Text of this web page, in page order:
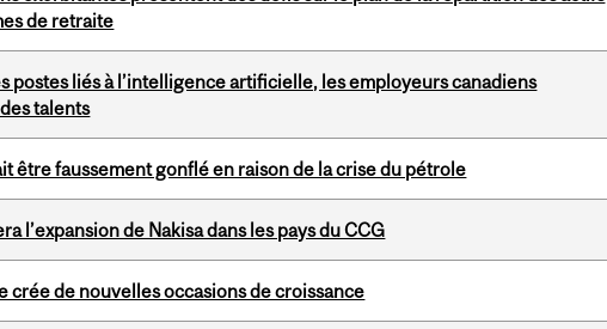
de retraite
postes liés à l’intelligence artificielle, les employeurs canadiens
talents
être faussement gonflé en raison de la crise du pétrole
l’expansion de Nakisa dans les pays du CCG
crée de nouvelles occasions de croissance